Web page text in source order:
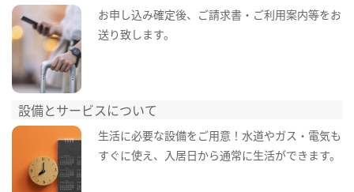
お申し込み確定後、ご請求書・ご利用案内等をお
送り致します。
設備とサービスについて
生活に必要な設備をご用意！水道やガス・電気も
すぐに使え、入居日から通常に生活ができます。